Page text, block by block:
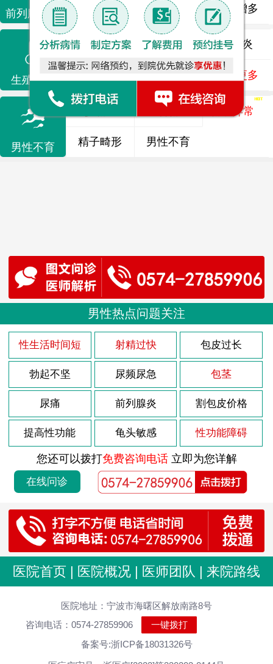
前列腺疾病 前列腺增生 排尿不畅 夜尿增多
生殖感染
龟头炎 睾丸炎 尿道炎
了解更多
男性不育
弱精 精液异常
精子畸形 男性不育
男性热点问题关注
性生活时间短 射精过快 包皮过长
勃起不坚 尿频尿急 包茎
尿痛 前列腺炎 割包皮价格
提高性功能 龟头敏感 性功能障碍
您还可以拨打免费咨询电话立即为您详解
在线问诊
医院首页 | 医院概况 | 医师团队 | 来院路线
医院地址：宁波市海曙区解放南路8号
咨询电话：0574-27859906
一键拨打
备案号:浙ICP备18031326号